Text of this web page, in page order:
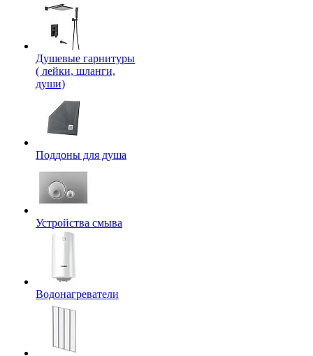
Душевые гарнитуры
( лейки, шланги,
души)
Поддоны для душа
Устройства смыва
Водонагреватели